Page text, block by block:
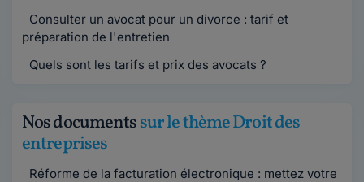
Consulter un avocat pour un divorce : tarif et
préparation de l'entretien
Quels sont les tarifs et prix des avocats ?
Nos documentssur le thème Droit des
entreprises
Réforme de la facturation électronique : mettez votre